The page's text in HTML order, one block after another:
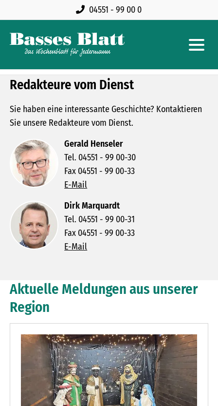
04551 - 99 00 0
Redakteure vom Dienst
Sie haben eine interessante Geschichte? Kontaktieren
Sie unsere Redakteure vom Dienst.
Gerald Henseler
Tel. 04551 - 99 00-30
Fax 04551 - 99 00-33
E-Mail
Dirk Marquardt
Tel. 04551 - 99 00-31
Fax 04551 - 99 00-33
E-Mail
Aktuelle Meldungen aus unserer
Region